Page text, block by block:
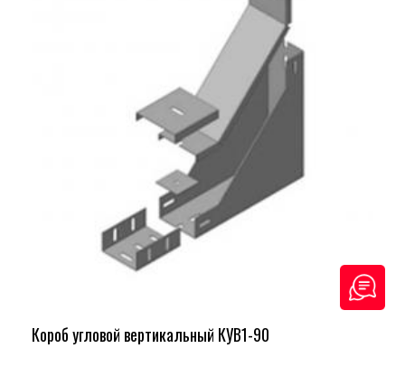
Короб угловой вертикальный КУВ1-90